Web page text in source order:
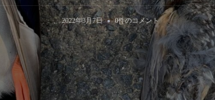
、2022年3月7日
久
し
ぶ
り
の
ヒ
0件のコメント